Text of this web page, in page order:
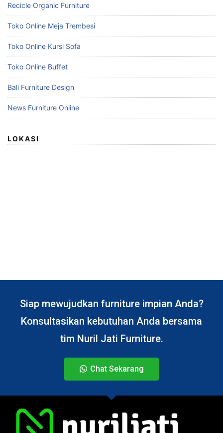
Recicle Organic Furniture
Toko Online Meja Trembesi
Toko Online Kursi Sofa
Toko Online Buffet
Bali Furniture Design
News Furniture Online
LOKASI
Siap mewujudkan furniture impian Anda?
Konsultasikan kebutuhan Anda bersama
tim Nuril Jati Furniture.
Chat Sekarang